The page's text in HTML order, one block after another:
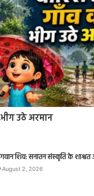
उठे अरमान
शिव: सनातन संस्कृति के
August 2, 2026